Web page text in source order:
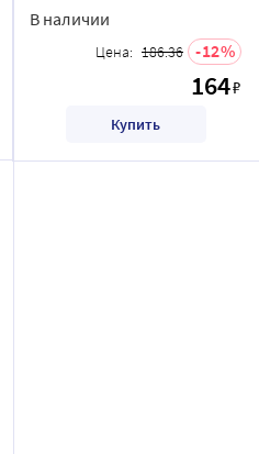
В наличии
Цена: 186.36 12
164₽
Купить